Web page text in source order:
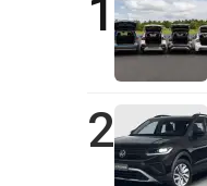
1
2